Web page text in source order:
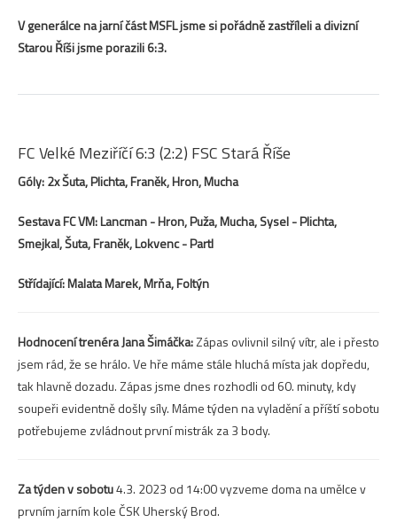
V generálce na jarní část MSFL jsme si pořádně zastříleli a divizní
Starou Říši jsme porazili 6:3.
FC Velké Meziříčí 6:3 (2:2) FSC Stará Říše
Góly: 2x Šuta, Plichta, Franěk, Hron, Mucha
Sestava FC VM: Lancman - Hron, Puža, Mucha, Sysel - Plichta,
Smejkal, Šuta, Franěk, Lokvenc - Partl
Střídající: Malata Marek, Mrňa, Foltýn
Hodnocení trenéra Jana Šimáčka:Zápas ovlivnil silný vítr, ale i přesto
jsem rád, že se hrálo. Ve hře máme stále hluchá místa jak dopředu,
tak hlavně dozadu. Zápas jsme dnes rozhodli od 60. minuty, kdy
soupeři evidentně došly síly. Máme týden na vyladění a příští sobotu
potřebujeme zvládnout první mistrák za 3 body.
Za týden v sobotu4.3. 2023 od 14:00 vyzveme doma na umělce v
prvním jarním kole ČSK Uherský Brod.